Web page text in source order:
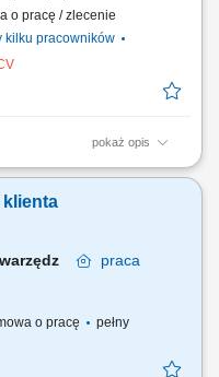
o pracę / zlecenie
kilku pracowników
pokaż opis
z doświadczeniem i bez
klienta
praca
o pracę
pełny